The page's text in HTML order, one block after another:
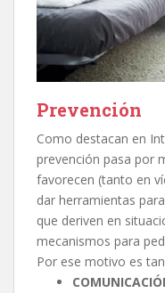
Prevención
Como destacan en
prevención pasa por
favorecen (tanto en
dar herramientas
que deriven en
mecanismos para
Por ese motivo es